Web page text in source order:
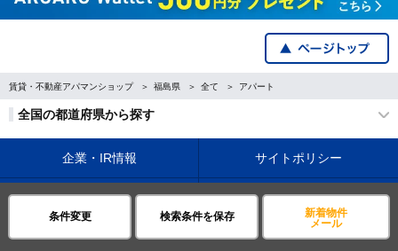
条件変更 検索条件を保存
新着物件
メール
賃貸・不動産アパマンショップ 福島県 全て アパート
全国の都道府県から探す
企業・IR情報 サイトポリシー
プライバシーポリシー 運営会社について
©APAMAN Co.,Ltd.